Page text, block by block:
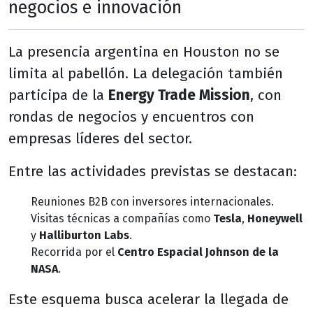
negocios e innovación
La presencia argentina en Houston no se
limita al pabellón. La delegación también
participa de la Energy Trade Mission, con
rondas de negocios y encuentros con
empresas líderes del sector.
Entre las actividades previstas se destacan:
Reuniones B2B con inversores internacionales.
Visitas técnicas a compañías como Tesla, Honeywell
y Halliburton Labs.
Recorrida por el Centro Espacial Johnson de la
NASA.
Este esquema busca acelerar la llegada de